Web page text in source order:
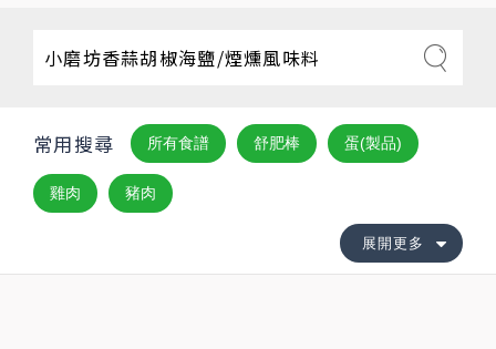
常用搜尋 所有食譜 舒肥棒 蛋(製品)
雞肉 豬肉
展開更多